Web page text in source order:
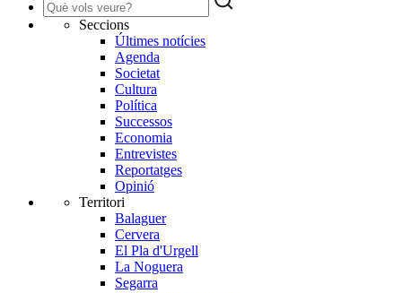
Seccions
Últimes notícies
Agenda
Societat
Cultura
Política
Successos
Economia
Entrevistes
Reportatges
Opinió
Territori
Balaguer
Cervera
El Pla d'Urgell
La Noguera
Segarra